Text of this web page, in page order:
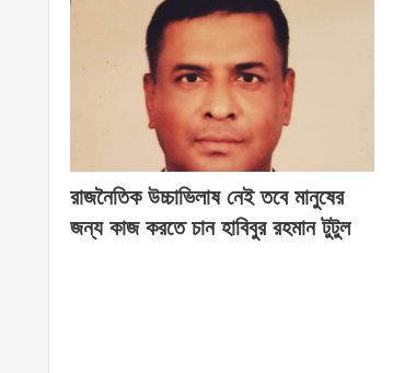
রাজনৈতিক উচ্চাভিলাষ নেই তবে মানুষের
জন্য কাজ করতে চান হাবিবুর রহমান টুটুল